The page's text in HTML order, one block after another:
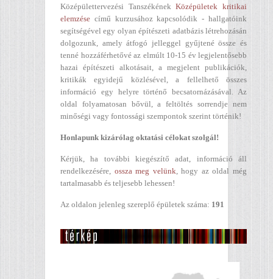
Középülettervezési TanszékénekKözépületek kritikai
elemzése című kurzusához kapcsolódik - hallgatóink
segítségével egy olyan építészeti adatbázis létrehozásán
dolgozunk, amely átfogó jelleggel gyűjtené össze és
tenné hozzáférhetővé az elmúlt 10-15 év legjelentősebb
hazai építészeti alkotásait, a megjelent publikációk,
kritikák egyidejű közlésével, a fellelhető összes
információ egy helyre történő becsatornázásával. Az
oldal folyamatosan bővül, a feltöltés sorrendje nem
minőségi vagy fontossági szempontok szerint történik!
Honlapunk kizárólag oktatási célokat szolgál!
Kérjük, ha további kiegészítő adat, információ áll
rendelkezésére, ossza meg velünk, hogy az oldal még
tartalmasabb és teljesebb lehessen!
Az oldalon jelenleg szereplő épületek száma: 191